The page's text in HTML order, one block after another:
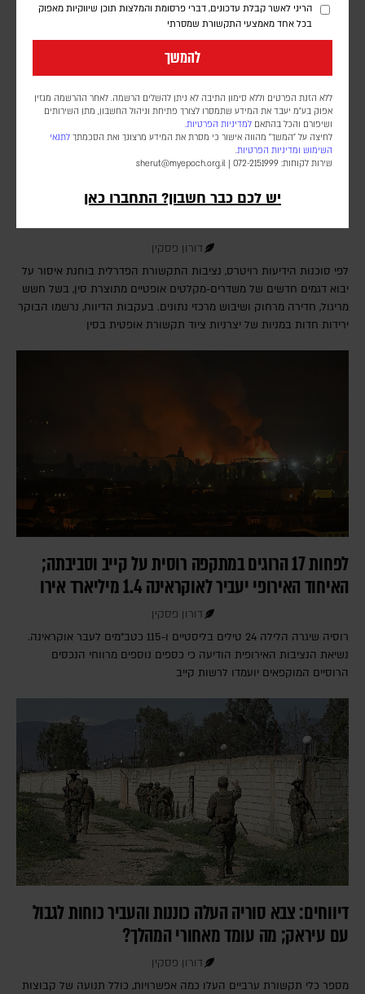
הריני לאשר קבלת עדכונים, דברי פרסומת והמלצות תוכן שיווקיות מאפוק
בכל אחד מאמצעי התקשורת שמסרתי
להמשך
ללא הזנת הפרטים וללא סימון התיבה לא ניתן להשלים הרשמה. לאחר ההרשמה מגזין
אפוק בע״מ יעבד את המידע שתמסרו לצורך פתיחת וניהול החשבון, מתן השירותים
ושיפורם והכל בהתאם למדיניות הפרטיות.
לחיצה על "המשך" מהווה אישור כי מסרת את המידע מרצונך ואת הסכמתך לתנאי
השימוש ומדיניות הפרטיות.
שירות לקוחות: 072-2151999 |
sherut@myepoch.org.il
יש לכם כבר חשבון? התחברו כאן
דיווח: ממשל טראמפ מכין איסור על יבוא של רכיבים
סיניים מרכזיים המשמשים להעברת מידע במרכזי
נתונים
דורון פסקין
לפי סוכנות הידיעות רויטרס, נציבות התקשורת הפדרלית בוחנת איסור על
יבוא דגמים חדשים של משדרים-מקלטים אופטיים מתוצרת סין, בשל חשש
מריגול, חדירה מרחוק ושיבוש מרכזי נתונים. בעקבות הדיווח, נרשמו הבוקר
ירידות חדות במניות של יצרניות ציוד תקשורת אופטית בסין
לפחות 17 הרוגים במתקפה רוסית על קייב וסביבתה;
האיחוד האירופי יעביר לאוקראינה 1.4 מיליארד אירו
דורון פסקין
רוסיה שיגרה הלילה 24 טילים בליסטיים ו-115 כטב"מים לעבר אוקראינה.
נשיאת הנציבות האירופית הודיעה כי כספים נוספים מרווחי הנכסים
הרוסיים המוקפאים יועמדו לרשות קייב
דיווחים: צבא סוריה העלה כוננות והעביר כוחות לגבול
עם עיראק; מה עומד מאחורי המהלך?
דורון פסקין
מספר כלי תקשורת ערביים העלו כמה אפשרויות, כולל תנועה של קבוצות